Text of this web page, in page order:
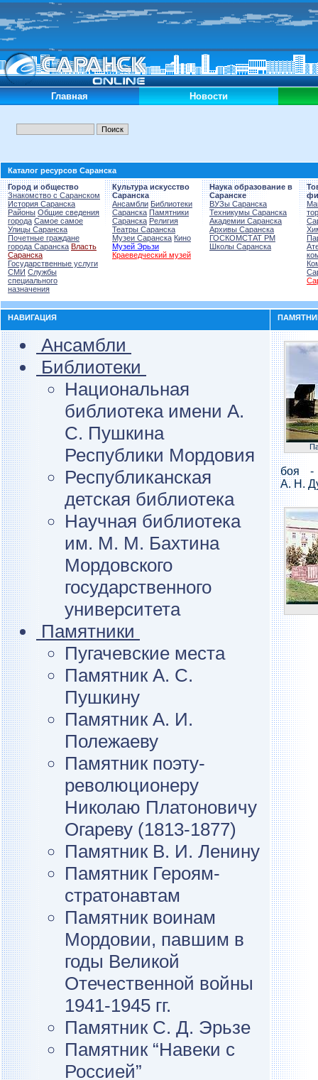
Главная Новости
Каталог ресурсов Саранска
Город и общество
Знакомство с Саранском
История Саранска
Районы Общие сведения
города Самое самое
Улицы Саранска
Почетные граждане
города Саранска Власть
Саранска
Государственные услуги
СМИ Службы
специального
назначения
Культура искусство
Саранска
Ансамбли Библиотеки
Саранска Памятники
Саранска Религия
Театры Саранска
Музеи Саранска Кино
Музей Эрьзи
Краеведческий музей
Наука образование в
Саранске
ВУЗы Саранска
Техникумы Саранска
Академии Саранска
Архивы Саранска
ГОСКОМСТАТ РМ
Школы Саранска
НАВИГАЦИЯ
Ансамбли
Библиотеки
Национальная
библиотека имени А.
С. Пушкина
Республики Мордовия
Республиканская
детская библиотека
Научная библиотека
им. М. М. Бахтина
Мордовского
государственного
университета
Памятники
Пугачевские места
Памятник А. С.
Пушкину
Памятник А. И.
Полежаеву
Памятник поэту-
революционеру
Николаю Платоновичу
Огареву (1813-1877)
Памятник В. И. Ленину
Памятник Героям-
стратонавтам
Памятник воинам
Мордовии, павшим в
годы Великой
Отечественной войны
1941-1945 гг.
Памятник С. Д. Эрьзе
Памятник “Навеки с
Россией”
боя -
А. Н.